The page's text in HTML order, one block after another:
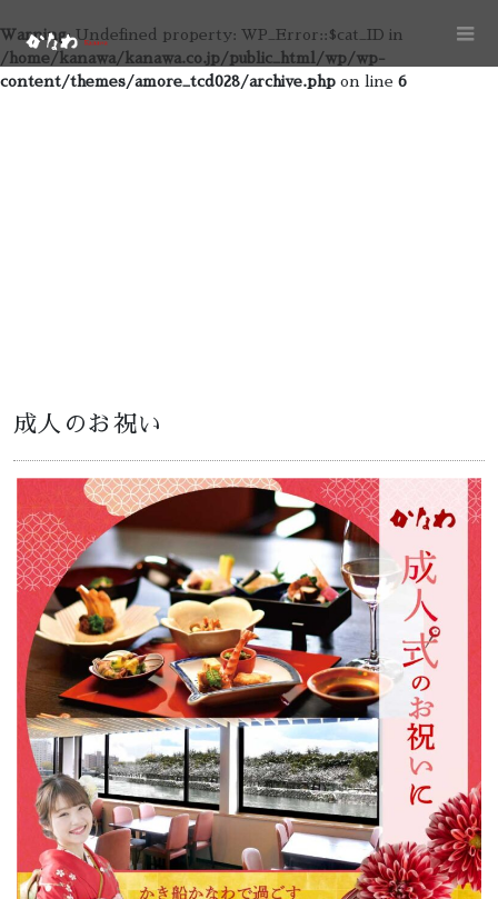
Warning: Undefined property: WP_Error::$cat_ID in
/home/kanawa/kanawa.co.jp/public_html/wp/wp-
content/themes/amore_tcd028/archive.php on line 6
成人のお祝い